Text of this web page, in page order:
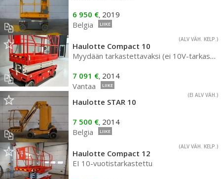
6 950 €, 2019
Belgia
LIIKE
(ALV VÄH. KELP.)
Haulotte Compact 10
Myydään tarkastettavaksi (ei 10V-tarkastusta)
7 091 €, 2014
Vantaa
LIIKE
(EI ALV VÄH.)
Haulotte STAR 10
7 500 €, 2014
Belgia
LIIKE
(ALV VÄH. KELP.)
Haulotte Compact 12
EI 10-vuotistarkastettu